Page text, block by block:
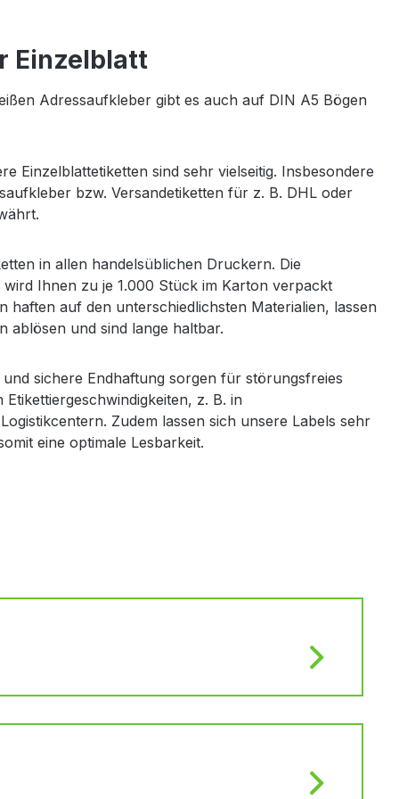
Einzelblatt
Adressaufkleber gibt es auch auf DIN A5 Bögen
Einzelblattetiketten sind sehr vielseitig. Insbesondere
bzw. Versandetiketten für z. B. DHL oder
in allen handelsüblichen Druckern. Die
Ihnen zu je 1.000 Stück im Karton verpackt
haften auf den unterschiedlichsten Materialien, lassen
ablösen und sind lange haltbar.
sichere Endhaftung sorgen für störungsfreies
z. B. in
Zudem lassen sich unsere Labels sehr
eine optimale Lesbarkeit.